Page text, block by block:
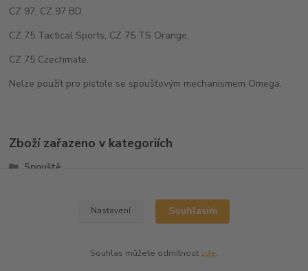
CZ 97, CZ 97 BD,
CZ 75 Tactical Sports, CZ 75 TS Orange,
CZ 75 Czechmate.
Nelze použít pro pistole se spoušťovým mechanismem Omega.
Zboží zařazeno v kategoriích
Spouště
Nastavení Souhlasím
Souhlas můžete odmítnout zde.